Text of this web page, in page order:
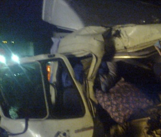
Перейти к основному содержанию